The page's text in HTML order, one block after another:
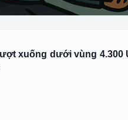
xuống dưới vùng